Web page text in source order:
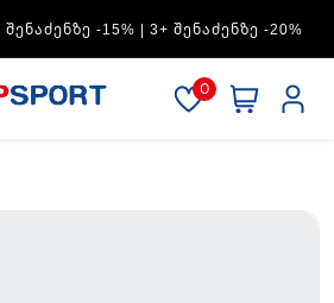
ᲨᲔᲜᲐᲫᲔᲜᲖᲔ -30%
0